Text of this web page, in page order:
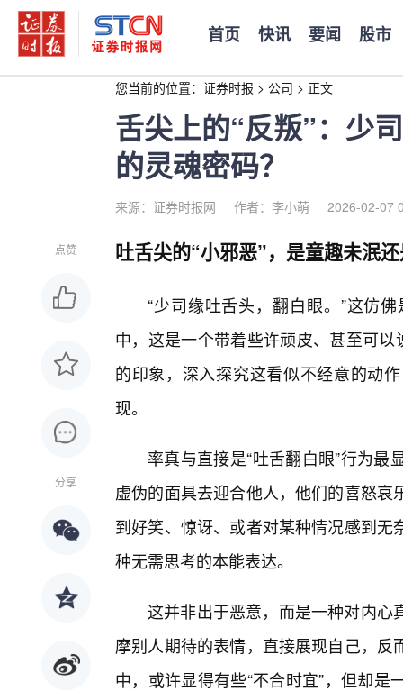
首页 快讯 要闻 股市
您当前的位置： 证券时报 > 公司 > 正文
舌尖上的“反叛”：少
的灵魂密码？
来源：证券时报网 作者：李小萌 2026-02-07
点赞
分享
吐舌尖的“小邪恶”，是童趣未泯
“少司缘吐舌头，翻白眼。”这仿
中，这是一个带着些许顽皮、甚至可
的印象，深入探究这看似不经意的动
现。
率真与直接是“吐舌翻白眼”行为
虚伪的面具去迎合他人，他们的喜怒
到好笑、惊讶、或者对某种情况感到
种无需思考的本能表达。
这并非出于恶意，而是一种对内心
摩别人期待的表情，直接展现自己，
中，或许显得有些“不合时宜”，但却